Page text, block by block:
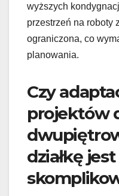
wyższych
przestrzeń na roboty
ograniczona, co
planowania.
Czy
projektów
działkę jest